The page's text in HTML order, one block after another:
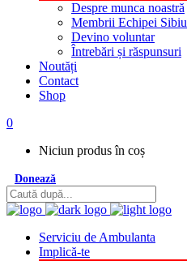
Despre munca noastră
Membrii Echipei Sibiu
Devino voluntar
Întrebări și răspunsuri
Noutăți
Contact
Shop
0
Niciun produs în coș
Donează
Serviciu de Ambulanta
Implică-te